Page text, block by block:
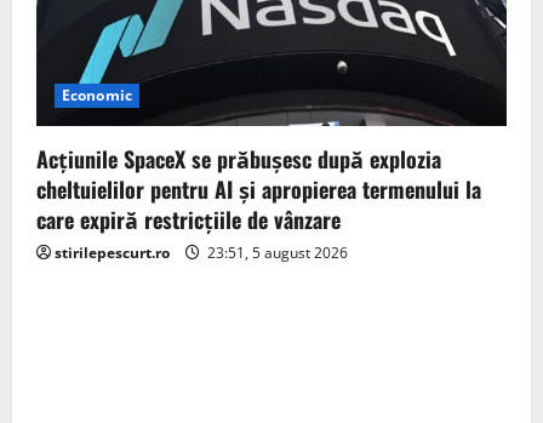
Economic
Acţiunile SpaceX se prăbuşesc după explozia
cheltuielilor pentru AI şi apropierea termenului la
care expiră restricţiile de vânzare
stirilepescurt.ro 23:51, 5 august 2026